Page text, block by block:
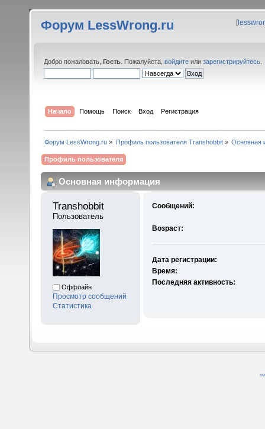
Форум LessWrong.ru [
Добро пожаловать, Гость . Пожалуйста, войдите или зарегистрируйтесь
Начало Помощь Поиск Вход Регистрация
Форум LessWrong.ru » Профиль пользователя Transhobbit» Основная
Профиль пользователя
Основная информация
Transhobbit
Пользователь
Оффлайн
Просмотр сообщений
Статистика
Сообщений:
Возраст:
Дата регистрации:
Время:
Последняя активность: